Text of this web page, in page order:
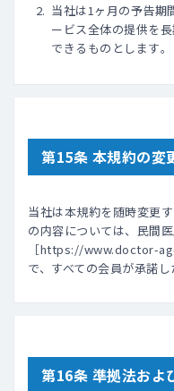
当社は1ヶ月の予告期
ービス全体の提供を
できるものとします｡
第15条 本規約の変
当社は本規約を随時変更
の内容については、民間
［https://www.doctor-
で、すべての会員が承諾し
第16条 準拠法およ